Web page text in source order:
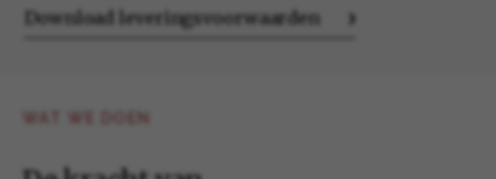
Download leveringsvoorwaarden